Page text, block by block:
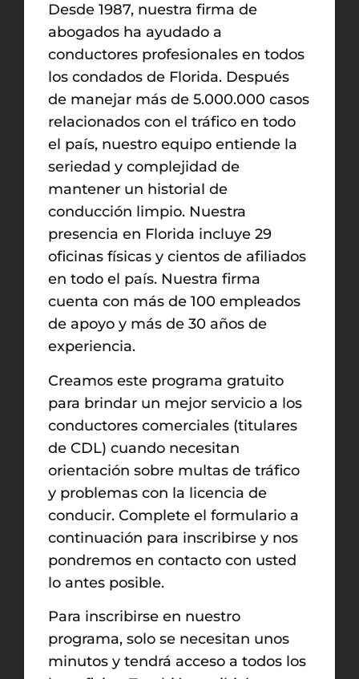
Desde 1987, nuestra firma de
abogados ha ayudado a
conductores profesionales en todos
los condados de Florida. Después
de manejar más de 5.000.000 casos
relacionados con el tráfico en todo
el país, nuestro equipo entiende la
seriedad y complejidad de
mantener un historial de
conducción limpio. Nuestra
presencia en Florida incluye 29
oficinas físicas y cientos de afiliados
en todo el país. Nuestra firma
cuenta con más de 100 empleados
de apoyo y más de 30 años de
experiencia.
Creamos este programa gratuito
para brindar un mejor servicio a los
conductores comerciales (titulares
de CDL) cuando necesitan
orientación sobre multas de tráfico
y problemas con la licencia de
conducir. Complete el formulario a
continuación para inscribirse y nos
pondremos en contacto con usted
lo antes posible.
Para inscribirse en nuestro
programa, solo se necesitan unos
minutos y tendrá acceso a todos los